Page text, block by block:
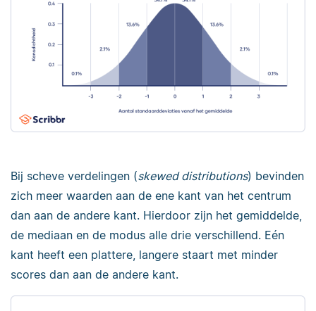
Bij scheve verdelingen (skewed distributions) bevinden
zich meer waarden aan de ene kant van het centrum
dan aan de andere kant. Hierdoor zijn het gemiddelde,
de mediaan en de modus alle drie verschillend. Eén
kant heeft een plattere, langere staart met minder
scores dan aan de andere kant.